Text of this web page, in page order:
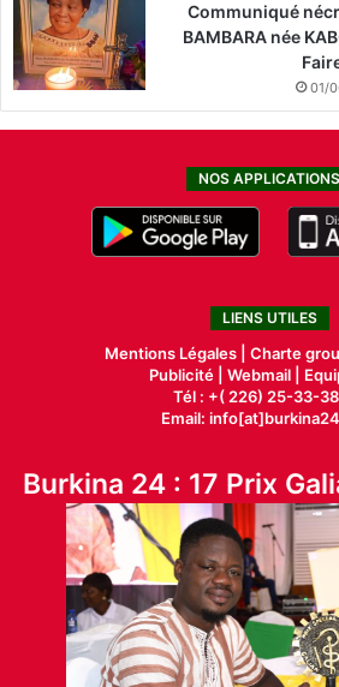
Communiqué
BAMBARA née
01/
NOS APPLICATIONS
LIENS UTILES
Mentions Légales | Charte
Publicité| Webmail |
Tél : +( 226) 25-33-
Email:
Burkina 24 : 17 Prix